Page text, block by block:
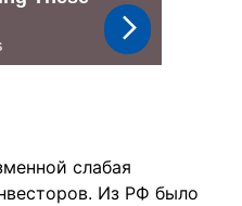
слабая
Из РФ было